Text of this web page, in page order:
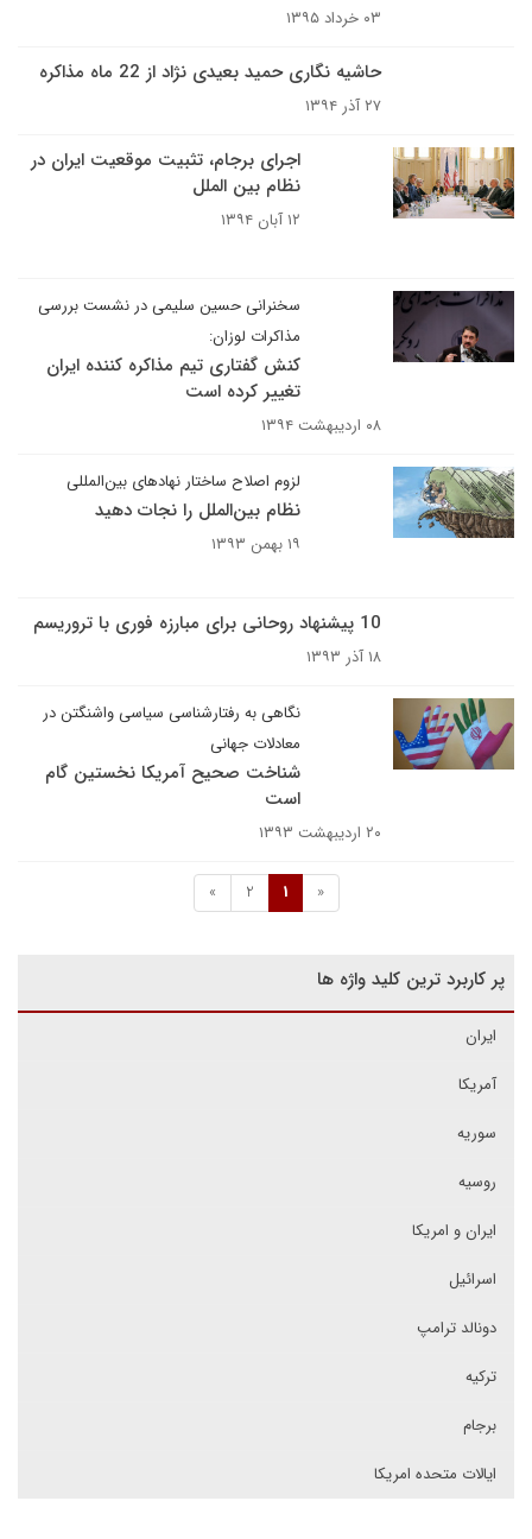
۰۳ خرداد ۱۳۹۵
حاشیه نگاری حمید بعیدی نژاد از 22 ماه مذاکره
۲۷ آذر ۱۳۹۴
اجرای برجام، تثبیت موقعیت ایران در
نظام بین الملل
۱۲ آبان ۱۳۹۴
سخنرانی حسین سلیمی در نشست بررسی
مذاکرات لوزان:
کنش گفتاری تیم مذاکره کننده ایران
تغییر کرده است
۰۸ اردیبهشت ۱۳۹۴
لزوم اصلاح ساختار نهادهای بین‌المللی
نظام بین‌الملل را نجات دهید
۱۹ بهمن ۱۳۹۳
10 پیشنهاد روحانی برای مبارزه فوری با تروریسم
۱۸ آذر ۱۳۹۳
نگاهی به رفتارشناسی سیاسی واشنگتن در
معادلات جهانی
شناخت صحیح آمریکا نخستین گام
است
۲۰ اردیبهشت ۱۳۹۳
«
1
2
»
پر کاربرد ترین کلید واژه ها
ایران
آمریکا
سوریه
روسیه
ایران و امریکا
اسرائیل
دونالد ترامپ
ترکیه
برجام
ایالات متحده امریکا